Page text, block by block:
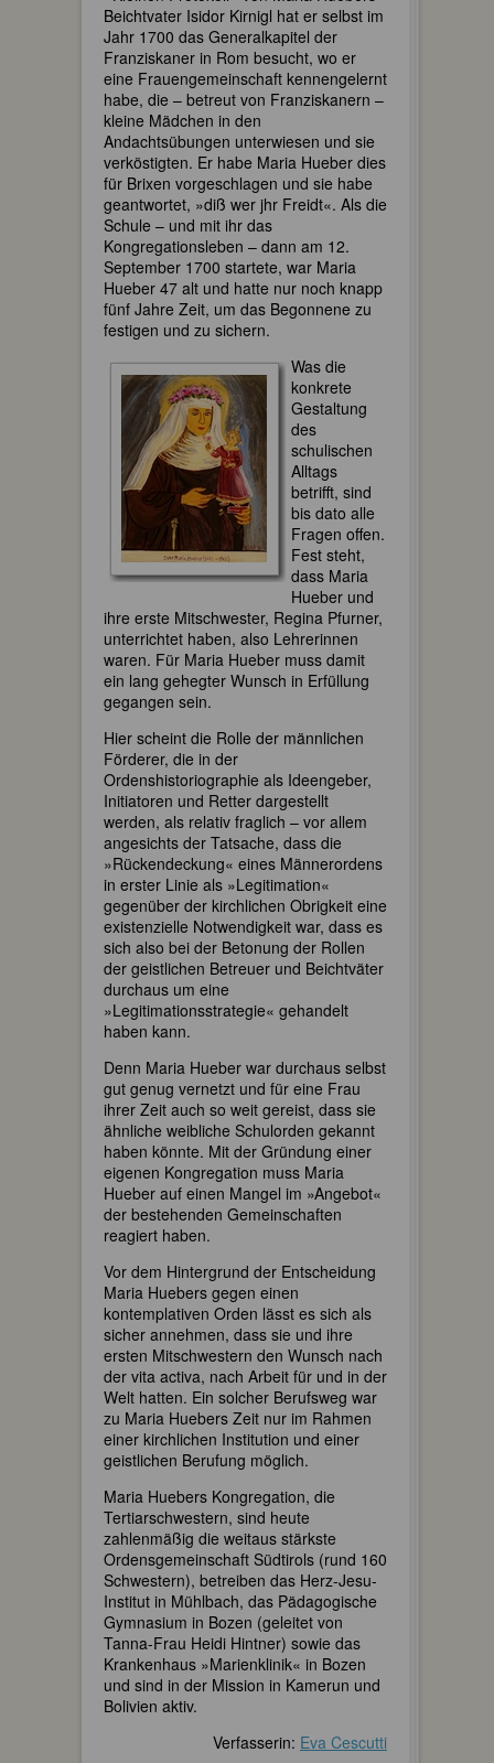
Beichtvater Isidor Kirnigl hat er selbst im
Jahr 1700 das Generalkapitel der
Franziskaner in Rom besucht, wo er
eine Frauengemeinschaft kennengelernt
habe, die – betreut von Franziskanern –
kleine Mädchen in den
Andachtsübungen unterwiesen und sie
verköstigten. Er habe Maria Hueber dies
für Brixen vorgeschlagen und sie habe
geantwortet, »diß wer jhr Freidt«. Als die
Schule – und mit ihr das
Kongregationsleben – dann am 12.
September 1700 startete, war Maria
Hueber 47 alt und hatte nur noch knapp
fünf Jahre Zeit, um das Begonnene zu
festigen und zu sichern.
Was die
konkrete
Gestaltung
des
schulischen
Alltags
betrifft, sind
bis dato alle
Fragen offen.
Fest steht,
dass Maria
Hueber und
ihre erste Mitschwester, Regina Pfurner,
unterrichtet haben, also Lehrerinnen
waren. Für Maria Hueber muss damit
ein lang gehegter Wunsch in Erfüllung
gegangen sein.
Hier scheint die Rolle der männlichen
Förderer, die in der
Ordenshistoriographie als Ideengeber,
Initiatoren und Retter dargestellt
werden, als relativ fraglich – vor allem
angesichts der Tatsache, dass die
»Rückendeckung« eines Männerordens
in erster Linie als »Legitimation«
gegenüber der kirchlichen Obrigkeit eine
existenzielle Notwendigkeit war, dass es
sich also bei der Betonung der Rollen
der geistlichen Betreuer und Beichtväter
durchaus um eine
»Legitimationsstrategie« gehandelt
haben kann.
Denn Maria Hueber war durchaus selbst
gut genug vernetzt und für eine Frau
ihrer Zeit auch so weit gereist, dass sie
ähnliche weibliche Schulorden gekannt
haben könnte. Mit der Gründung einer
eigenen Kongregation muss Maria
Hueber auf einen Mangel im »Angebot«
der bestehenden Gemeinschaften
reagiert haben.
Vor dem Hintergrund der Entscheidung
Maria Huebers gegen einen
kontemplativen Orden lässt es sich als
sicher annehmen, dass sie und ihre
ersten Mitschwestern den Wunsch nach
der vita activa, nach Arbeit für und in der
Welt hatten. Ein solcher Berufsweg war
zu Maria Huebers Zeit nur im Rahmen
einer kirchlichen Institution und einer
geistlichen Berufung möglich.
Maria Huebers Kongregation, die
Tertiarschwestern, sind heute
zahlenmäßig die weitaus stärkste
Ordensgemeinschaft Südtirols (rund 160
Schwestern), betreiben das Herz-Jesu-
Institut in Mühlbach, das Pädagogische
Gymnasium in Bozen (geleitet von
Tanna-Frau Heidi Hintner) sowie das
Krankenhaus »Marienklinik« in Bozen
und sind in der Mission in Kamerun und
Bolivien aktiv.
Verfasserin: Eva Cescutti